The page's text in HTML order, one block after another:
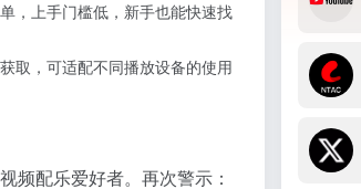
，上手门槛低，新手也能快速找
取，可适配不同播放设备的使用
频配乐爱好者。再次警示：